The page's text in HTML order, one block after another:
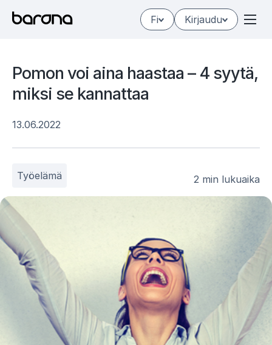
sisältöön
Kirjaudu
Fi
Po­mon voi aina haas­taa – 4 syy­tä,
mik­si se kan­nat­taa
13.06.2022
Työelämä 2 min lukuaika